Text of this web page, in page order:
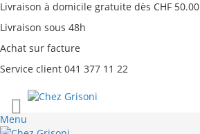
Livraison à domicile gratuite dès CHF 50.00
Livraison sous 48h
Achat sur facture
Service client 041 377 11 22
Menu